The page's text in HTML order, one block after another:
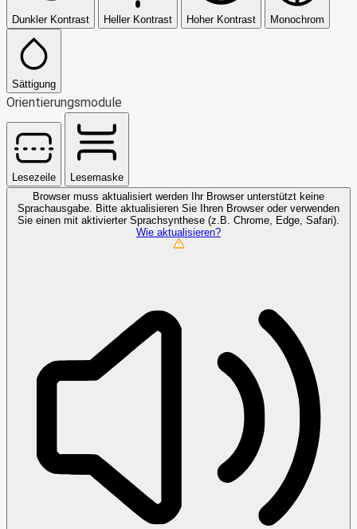
Dunkler Kontrast Heller Kontrast Hoher Kontrast Monochrom
Sättigung
Orientierungsmodule
Lesezeile
Lesemaske
Browser muss aktualisiert werden Ihr Browser unterstützt keine
Sprachausgabe. Bitte aktualisieren Sie Ihren Browser oder verwenden
Sie einen mit aktivierter Sprachsynthese (z.B. Chrome, Edge, Safari).
Wie aktualisieren?